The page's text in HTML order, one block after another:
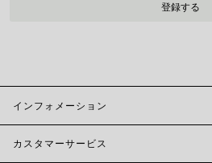
インフォメーション
カスタマーサービス